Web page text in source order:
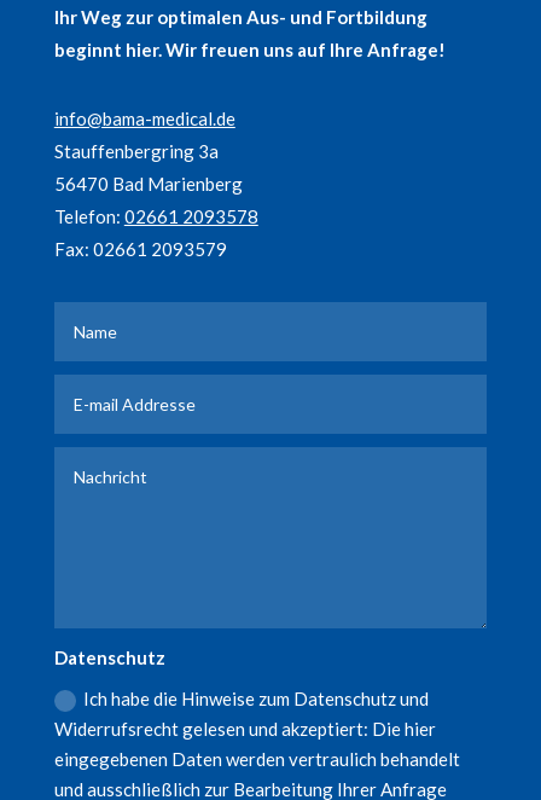
Ihr Weg zur optimalen Aus- und Fortbildung
beginnt hier. Wir freuen uns auf Ihre Anfrage!
info@bama-medical.de
Stauffenbergring 3a
56470 Bad Marienberg
Telefon: 02661 2093578
Fax: 02661 2093579
Datenschutz
Ich habe die Hinweise zum Datenschutz und
Widerrufsrecht gelesen und akzeptiert: Die hier
eingegebenen Daten werden vertraulich behandelt
und ausschließlich zur Bearbeitung Ihrer Anfrage